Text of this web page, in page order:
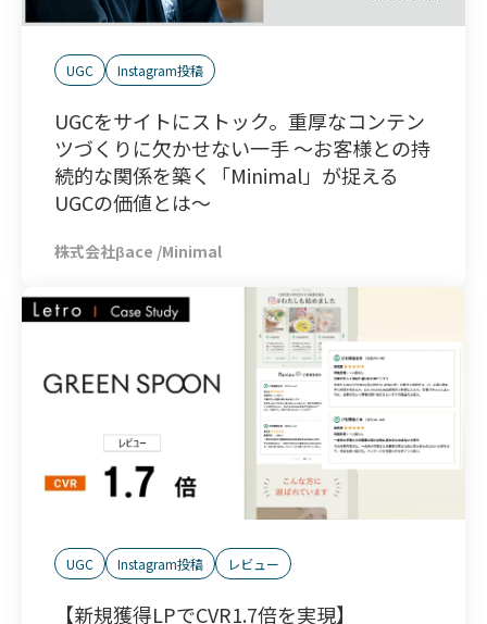
UGC Instagram投稿
UGCをサイトにストック。重厚なコンテン
ツづくりに欠かせない一手 ～お客様との持
続的な関係を築く「Minimal」が捉える
UGCの価値とは～
株式会社βace /Minimal
UGC Instagram投稿 レビュー
【新規獲得LPでCVR1.7倍を実現】